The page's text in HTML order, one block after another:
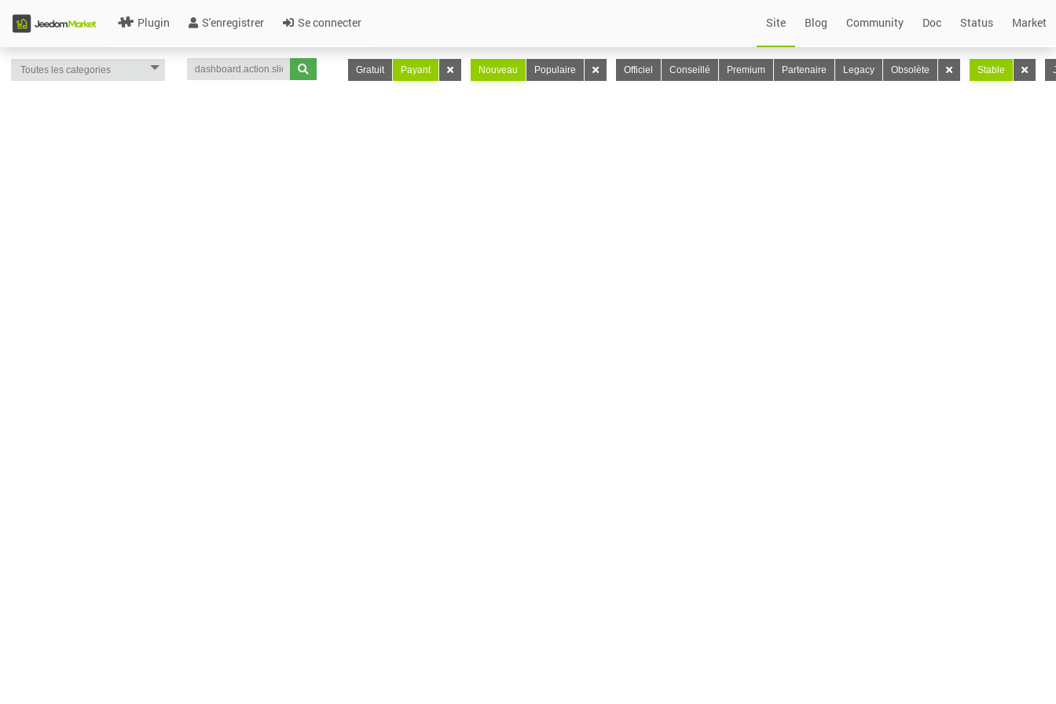
Plugin S'enregistrer Se connecter Site Blog Community Doc Status Market
Gratuit Payant Nouveau Populaire Officiel Conseillé Premium Partenaire Legacy Obsolète Stable